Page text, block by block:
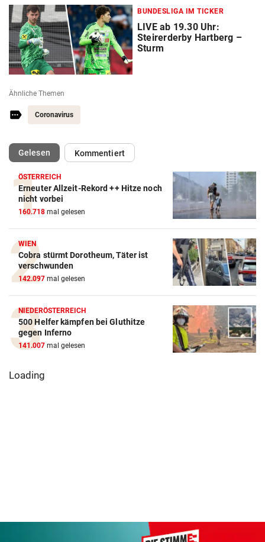
BUNDESLIGA IM TICKER
LIVE ab 19.30 Uhr:
Steirerderby Hartberg –
Sturm
Ähnliche Themen
Coronavirus
Gelesen(ausgewählt)Kommentiert
ÖSTERREICH
Erneuter Allzeit-Rekord ++ Hitze noch
nicht vorbei
160.718 mal gelesen
WIEN
Cobra stürmt Dorotheum, Täter ist
verschwunden
142.097 mal gelesen
NIEDERÖSTERREICH
500 Helfer kämpfen bei Gluthitze
gegen Inferno
141.007 mal gelesen
Loading